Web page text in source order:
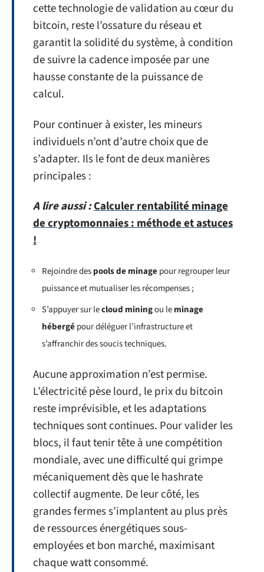
cette technologie de validation au cœur du
bitcoin, reste l’ossature du réseau et
garantit la solidité du système, à condition
de suivre la cadence imposée par une
hausse constante de la puissance de
calcul.
Pour continuer à exister, les mineurs
individuels n’ont d’autre choix que de
s’adapter. Ils le font de deux manières
principales :
A lire aussi :Calculer rentabilité minage
de cryptomonnaies : méthode et astuces
!
Rejoindre despools de minagepour regrouper leur
puissance et mutualiser les récompenses ;
S’appuyer sur lecloud miningou leminage
hébergépour déléguer l’infrastructure et
s’affranchir des soucis techniques.
Aucune approximation n’est permise.
L’électricité pèse lourd, le prix du bitcoin
reste imprévisible, et les adaptations
techniques sont continues. Pour valider les
blocs, il faut tenir tête à une compétition
mondiale, avec une difficulté qui grimpe
mécaniquement dès que le hashrate
collectif augmente. De leur côté, les
grandes fermes s’implantent au plus près
de ressources énergétiques sous-
employées et bon marché, maximisant
chaque watt consommé.